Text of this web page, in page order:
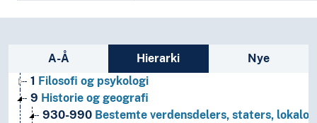
Sidefelt: navigér i vokabularet
A-Å Hierarki
Nye
1 Filosofi og psykologi
9 Historie og geografi
930-990 Bestemte verdensdelers, staters,